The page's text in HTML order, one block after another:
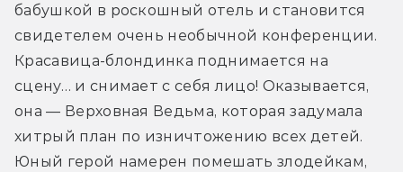
бабушкой в роскошный отель и становится
свидетелем очень необычной конференции.
Красавица-блондинка поднимается на
сцену… и снимает с себя лицо! Оказывается,
она — Верховная Ведьма, которая задумала
хитрый план по изничтожению всех детей.
Юный герой намерен помешать злодейкам,